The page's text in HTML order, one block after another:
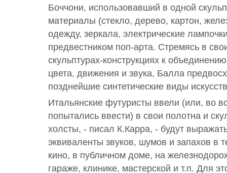
Боччони, использовавший в одной
материалы (стекло, дерево, картон,
одежду, зеркала, электрические
предвестником поп-арта. Стремясь в
скульптурах-конструкциях к
цвета, движения и звука, Балла
позднейшие синтетические виды
Итальянские футуристы ввели (или, во
попытались ввести) в свои полотна и
холсты, - писал К.Карра, - будут
эквиваленты звуков, шумов и запахов в
кино, в публичном доме, на
гараже, клинике, мастерской и т.п. Для